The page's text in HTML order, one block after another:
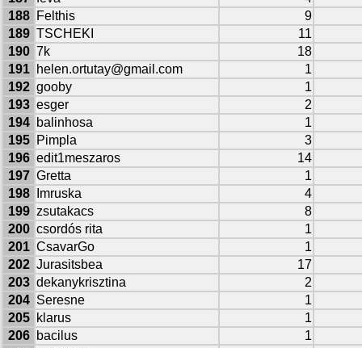
188
Felthis
9
189 TSCHEKI
11
190 7k
18
191
helen.ortutay@gmail.com
1
192 gooby
1
193 esger
2
194
balinhosa
1
195
Pimpla
3
196 edit1meszaros
14
197 Gretta
1
198
Imruska
4
199 zsutakacs
8
200 csordós rita
1
201 CsavarGo
1
202 Jurasitsbea
17
203 dekanykrisztina
2
204 Seresne
1
205
klarus
1
206
bacilus
1